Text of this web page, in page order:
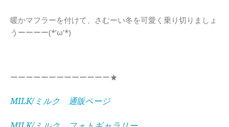
暖かマフラーを付けて、さむーい冬を可愛く乗り切りましょ
うーーーー(*’ω’*)
ーーーーーーーーーーーーー★
MILK/ミルク 通販ページ